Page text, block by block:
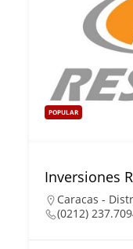
POPULAR
Inversiones
Caracas -
(0212)